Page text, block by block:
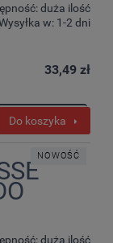
duża ilość
w: 1-2 dni
33,49 zł
Do koszyka
duża ilość
NOWOŚĆ